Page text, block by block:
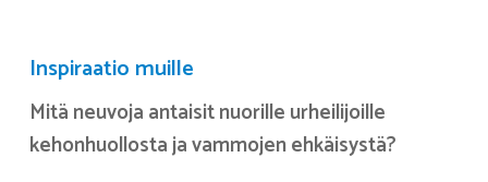
Inspiraatio muille
Mitä neuvoja antaisit nuorille urheilijoille
kehonhuollosta ja vammojen ehkäisystä?